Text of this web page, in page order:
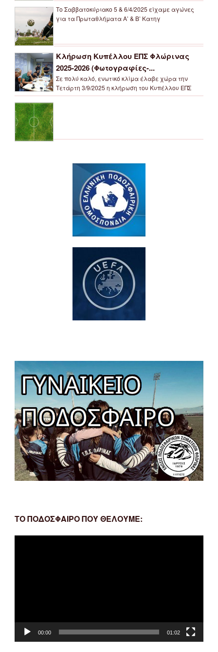
Το Σαββατοκύριακο 5 & 6/4/2025 είχαμε αγώνες
για τα Πρωταθλήματα Α’ & Β’ Κατηγ
Κλήρωση Κυπέλλου ΕΠΣ Φλώρινας
2025-2026 (Φωτογραφίες-...
Σε πολύ καλό, ενωτικό κλίμα έλαβε χώρα την
Τετάρτη 3/9/2025 η κλήρωση του Κυπέλλου ΕΠΣ
ΤΟ ΠΟΔΟΣΦΑΙΡΟ ΠΟΥ ΘΕΛΟΥΜΕ:
00:00 01:02